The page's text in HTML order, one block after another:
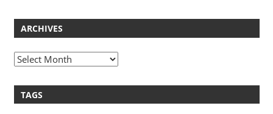
ARCHIVES
A
h
TAGS